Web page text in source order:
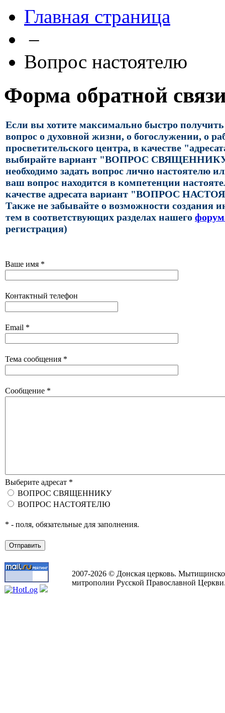
Главная страница
–
Вопрос настоятелю
Форма обратной
Если вы хотите максимально быстро
вопрос о духовной жизни, о богослужении, о
просветительского центра, в качестве
выбирайте вариант "ВОПРОС
необходимо задать вопрос лично настоятелю
ваш вопрос находится в компетенции
качестве адресата вариант "ВОПРОС
Также не забывайте о возможности создания
тем в соответствующих разделах нашего
регистрация)
Ваше имя *
Контактный телефон
Email *
Тема сообщения *
Сообщение *
Выберите адресат *
ВОПРОС СВЯЩЕННИКУ
ВОПРОС НАСТОЯТЕЛЮ
* - поля, обязательные для заполнения.
2007-2026 © Донская церковь.
митрополии Русской Православной